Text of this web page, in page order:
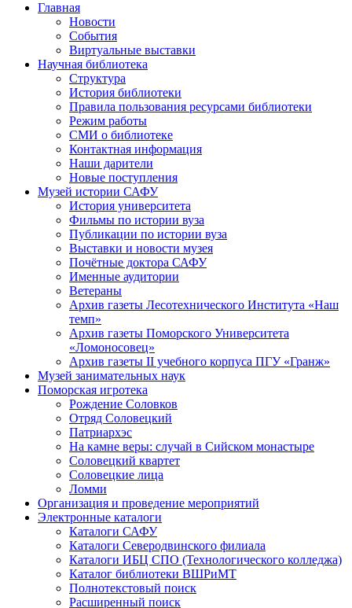
Главная
Новости
События
Виртуальные выставки
Научная библиотека
Структура
История библиотеки
Правила пользования ресурсами библиотеки
Режим работы
СМИ о библиотеке
Контактная информация
Наши дарители
Новые поступления
Музей истории САФУ
История университета
Фильмы по истории вуза
Публикации по истории вуза
Выставки и новости музея
Почётные доктора САФУ
Именные аудитории
Ветераны
Архив газеты Лесотехнического Института «Наш
темп»
Архив газеты Поморского Университета
«Ломоносовец»
Архив газеты II учебного корпуса ПГУ «Гранж»
Музей занимательных наук
Поморская игротека
Рождение Соловков
Отряд Соловецкий
Патриархэс
На камне веры: случай в Сийском монастыре
Соловецкий квартет
Соловецкие лица
Ломми
Организация и проведение мероприятий
Электронные каталоги
Каталоги САФУ
Каталоги Северодвинского филиала
Каталоги ИБЦ СПО (Технологического колледжа)
Каталог библиотеки ВШРиМТ
Полнотекстовый поиск
Расширенный поиск